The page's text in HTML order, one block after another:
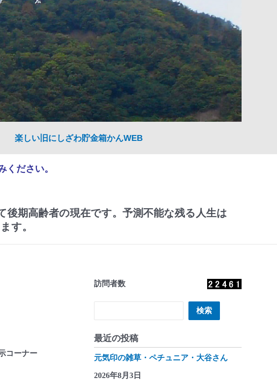
楽しい旧にしざわ貯金箱かんWEB
ださい。
期高齢者の現在です。予測不能な残る人生は
す。
コーナー
訪問者数
検索
最近の投稿
元気印の雑草・ペチュニア・大谷さん
2026年8月3日